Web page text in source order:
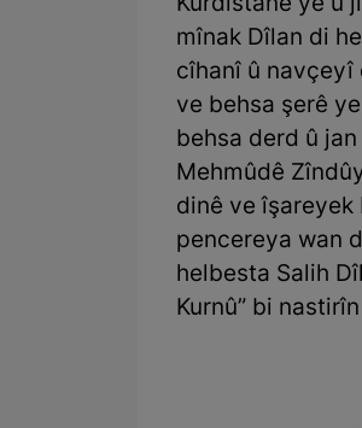
mînak Dîlan di
cîhanî û navçeyî
ve behsa şerê
behsa derd û
Mehmûdê
dinê ve
pencereya wan
helbesta Salih
Kurnû” bi